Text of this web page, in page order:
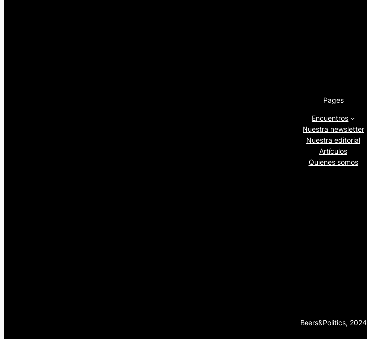
Pages
Encuentros
Nuestra newsletter
Nuestra editorial
Artículos
Quienes somos
Beers&Politics, 2024